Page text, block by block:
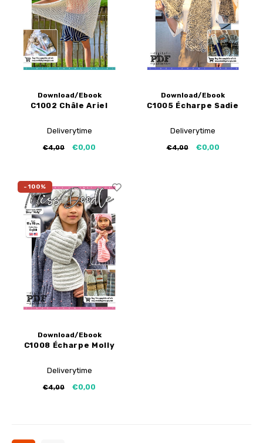
Tutoriels de My Image
Corrections de My Image
Corrections de B-Trendy
Applications
Ebooks gratuits
Service d'imprimante PDF
Download/Ebook
C1002 Châle Ariel
Deliverytime
€4,00 €0,00
Download/Ebook
C1005 Écharpe Sadie
Deliverytime
€4,00 €0,00
-100%
Download/Ebook
C1008 Écharpe Molly
Deliverytime
€4,00 €0,00